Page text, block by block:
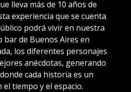
lleva más de 10 años de
experiencia que se cuenta
podrá vivir en nuestra
bar de Buenos Aires en
los diferentes personajes
anécdotas, generando
cada historia es un
tiempo y el espacio.